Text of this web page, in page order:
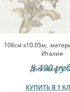
106см x10.05м,
Италия
Доставка:
КУПИТЬ В 1
9 490